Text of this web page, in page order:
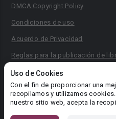
Uso de Cookies
Con el fin de proporcionar una
recopilamos y utilizamos
nuestro sitio web, acepta la
DMCA Copyright Policy
Condiciones de uso
Acuerdo de Privacidad
Reglas para la publicación de
Área RR.PP.: pr@booknet.com
© 2026 Booknet. Todos los